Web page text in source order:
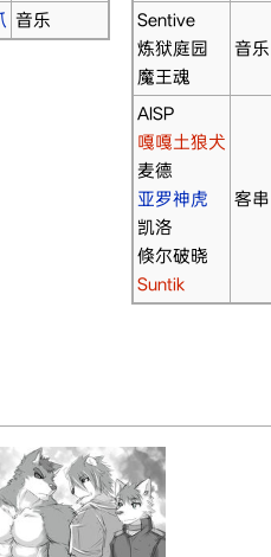
音乐
Sentive
炼狱庭园
魔王魂
音乐
AISP
嘎嘎土狼犬
麦德
亚罗神虎
凯洛
倏尔破晓
Suntik
客串